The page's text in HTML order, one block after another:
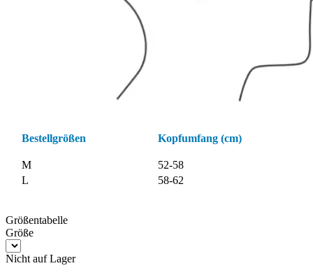
Bestellgrößen Kopfumfang (cm)
M
52-58
L
58-62
Größentabelle
Größe
Nicht auf Lager